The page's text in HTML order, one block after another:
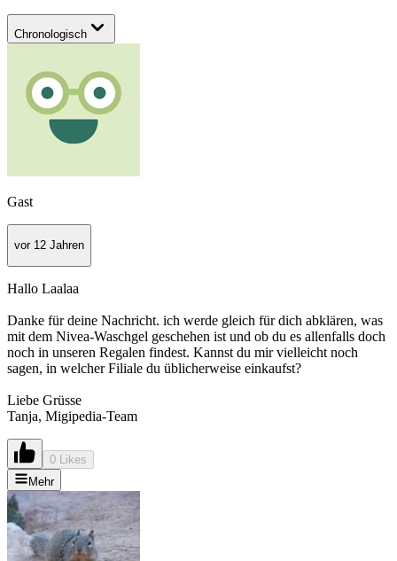
Chronologisch
Gast
vor 12 Jahren
Hallo Laalaa
Danke für deine Nachricht. ich werde gleich für dich abklären, was
mit dem Nivea-Waschgel geschehen ist und ob du es allenfalls doch
noch in unseren Regalen findest. Kannst du mir vielleicht noch
sagen, in welcher Filiale du üblicherweise einkaufst?
Liebe Grüsse
Tanja, Migipedia-Team
0 Likes
Mehr